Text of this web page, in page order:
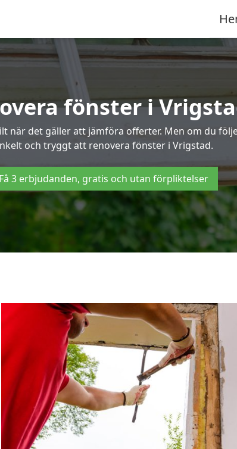
fönster i
när det gäller att jämföra offerter. Men om du
och tryggt att renovera fönster i Vrigstad.
Få 3 erbjudanden, gratis och utan förpliktelser